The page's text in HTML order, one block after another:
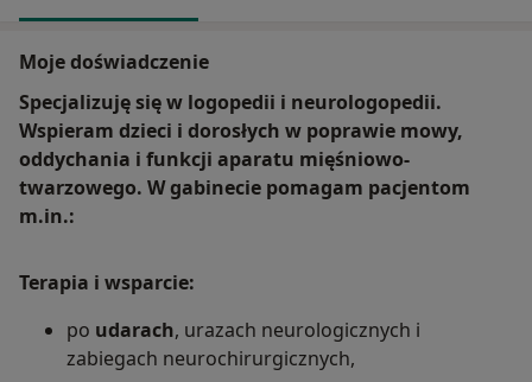
Moje doświadczenie
Specjalizuję się w logopedii i neurologopedii.
Wspieram dzieci i dorosłych w poprawie mowy,
oddychania i funkcji aparatu mięśniowo-
twarzowego. W gabinecie pomagam pacjentom
m.in.:
Terapia i wsparcie:
po udarach, urazach neurologicznych i
zabiegach neurochirurgicznych,